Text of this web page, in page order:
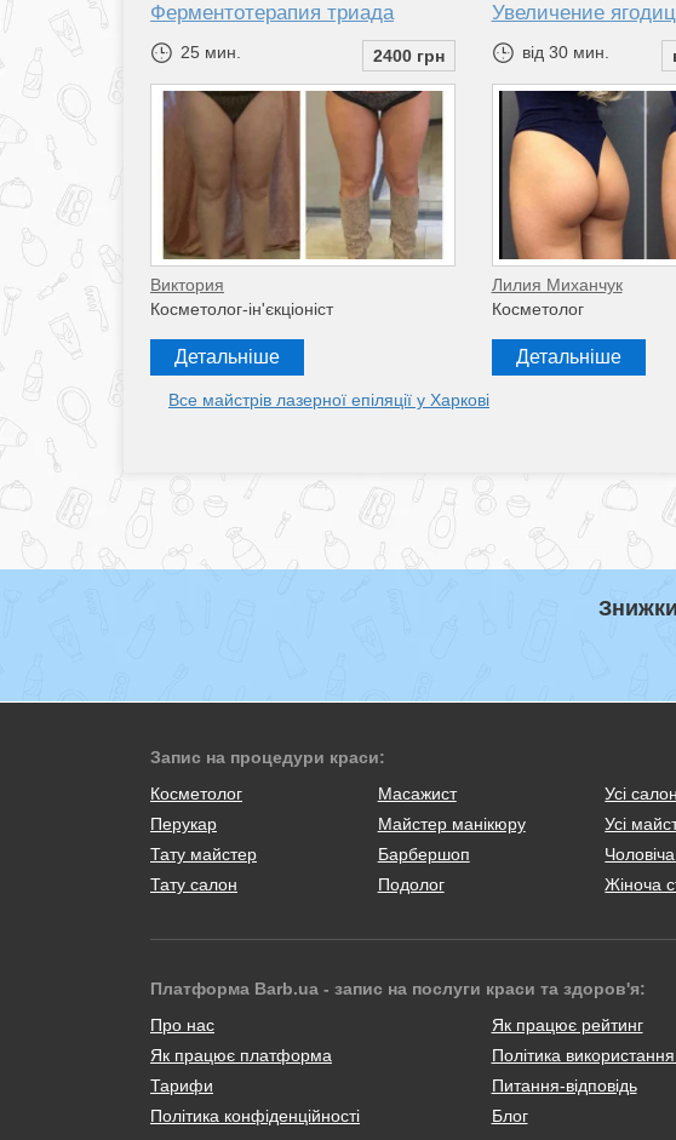
Ферментотерапия триада
25 мин. 2400 грн
Виктория
Косметолог-ін'єкціоніст
Детальніше
Увеличение ягодиц
від 30 мин.
Лилия Миханчук
Косметолог
Детальніше
Все майстрів лазерної епіляції у Харкові
Запис на процедури краси:
Косметолог
Масажист
Перукар
Майстер манікюру
Тату майстер
Барбершоп
Тату салон
Подолог
Усі
Усі
Жіноча
Платформа Barb.ua - запис на послуги краси та здоров'я:
Про нас
Як працює платформа
Тарифи
Політика конфіденційності
Як працює рейтинг
Політика
Питання-відповідь
Блог